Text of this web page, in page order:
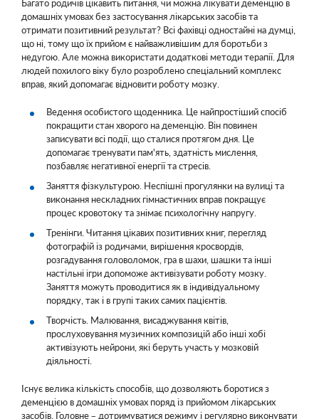
Багато родичів цікавить питання, чи можна лікувати деменцію в
домашніх умовах без застосування лікарських засобів та
отримати позитивний результат? Всі фахівці одностайні на думці,
що ні, тому що їх прийом є найважливішим для боротьби з
недугою. Але можна використати додаткові методи терапії. Для
людей похилого віку було розроблено спеціальний комплекс
вправ, який допомагає відновити роботу мозку.
Ведення особистого щоденника. Це найпростіший спосіб
покращити стан хворого на деменцію. Він повинен
записувати всі події, що сталися протягом дня. Це
допомагає тренувати пам'ять, здатність мислення,
позбавляє негативної енергії та стресів.
Заняття фізкультурою. Неспішні прогулянки на вулиці та
виконання нескладних гімнастичних вправ покращує
процес кровотоку та знімає психологічну напругу.
Тренінги. Читання цікавих позитивних книг, перегляд
фотографій із родичами, вирішення кросвордів,
розгадування головоломок, гра в шахи, шашки та інші
настільні ігри допоможе активізувати роботу мозку.
Заняття можуть проводитися як в індивідуальному
порядку, так і в групі таких самих пацієнтів.
Творчість. Малювання, висаджування квітів,
прослуховування музичних композицій або інші хобі
активізують нейрони, які беруть участь у мозковій
діяльності.
Існує велика кількість способів, що дозволяють боротися з
деменцією в домашніх умовах поряд із прийомом лікарських
засобів. Головне – дотримуватися режиму і регулярно виконувати